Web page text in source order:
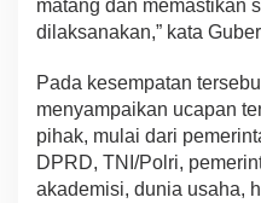
matang dan memastikan
dilaksanakan,” kata
Pada kesempatan
menyampaikan ucapan
pihak, mulai dari
DPRD, TNI/Polri,
akademisi, dunia usaha,